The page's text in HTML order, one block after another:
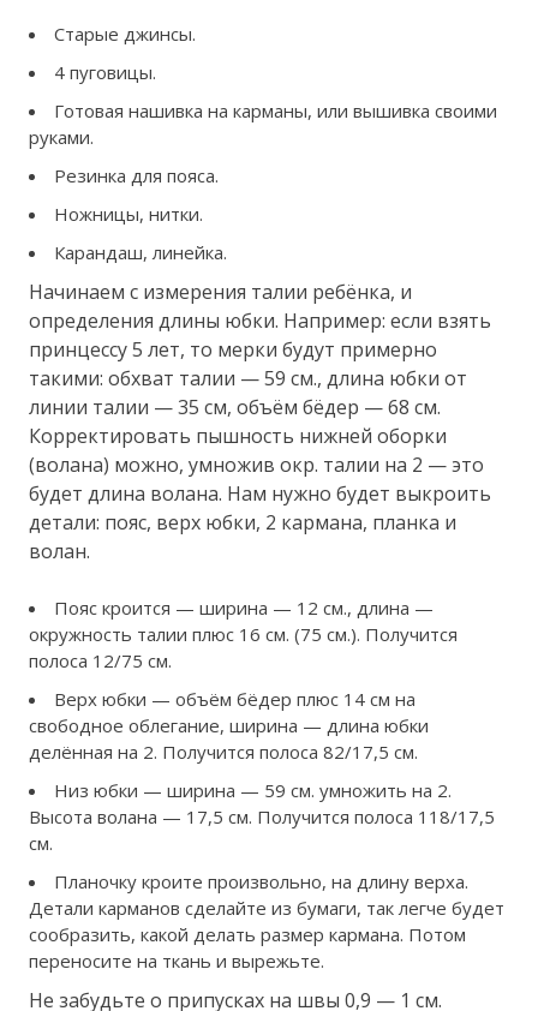
Старые джинсы.
4 пуговицы.
Готовая нашивка на карманы, или вышивка своими
руками.
Резинка для пояса.
Ножницы, нитки.
Карандаш, линейка.
Начинаем с измерения талии ребёнка, и
определения длины юбки. Например: если взять
принцессу 5 лет, то мерки будут примерно
такими: обхват талии — 59 см., длина юбки от
линии талии — 35 см, объём бёдер — 68 см.
Корректировать пышность нижней оборки
(волана) можно, умножив окр. талии на 2 — это
будет длина волана. Нам нужно будет выкроить
детали: пояс, верх юбки, 2 кармана, планка и
волан.
Пояс кроится — ширина — 12 см., длина —
окружность талии плюс 16 см. (75 см.). Получится
полоса 12/75 см.
Верх юбки — объём бёдер плюс 14 см на
свободное облегание, ширина — длина юбки
делённая на 2. Получится полоса 82/17,5 см.
Низ юбки — ширина — 59 см. умножить на 2.
Высота волана — 17,5 см. Получится полоса 118/17,5
см.
Планочку кроите произвольно, на длину верха.
Детали карманов сделайте из бумаги, так легче будет
сообразить, какой делать размер кармана. Потом
переносите на ткань и вырежьте.
Не забудьте о припусках на швы 0,9 — 1 см.